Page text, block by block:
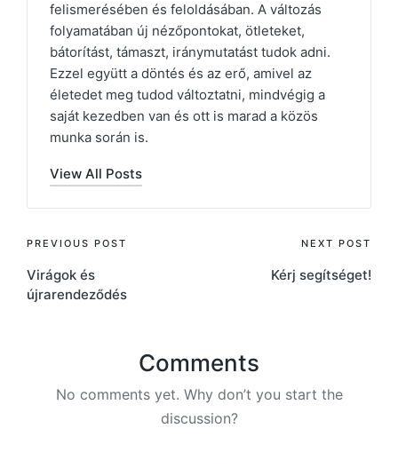
felismerésében és feloldásában. A változás
folyamatában új nézőpontokat, ötleteket,
bátorítást, támaszt, iránymutatást tudok adni.
Ezzel együtt a döntés és az erő, amivel az
életedet meg tudod változtatni, mindvégig a
saját kezedben van és ott is marad a közös
munka során is.
View All Posts
Post
navigation
PREVIOUS POST
Virágok és
újrarendeződés
NEXT POST
Kérj segítséget!
Comments
No comments yet. Why don’t you start the
discussion?